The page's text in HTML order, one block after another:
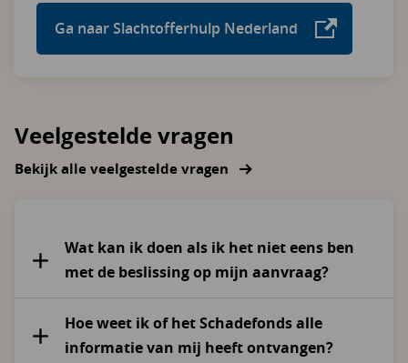
Ga naar Slachtofferhulp Nederland
Veelgestelde vragen
Bekijk alle veelgestelde vragen
Wat kan ik doen als ik het niet eens ben
met de beslissing op mijn aanvraag?
Hoe weet ik of het Schadefonds alle
informatie van mij heeft ontvangen?